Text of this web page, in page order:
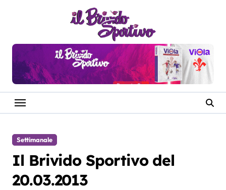
Settimanale
Il Brivido Sportivo del
20.03.2013